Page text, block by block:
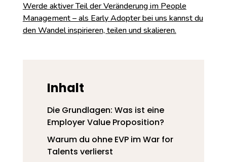
Werde aktiver Teil der Veränderung im People
Management – als Early Adopter bei uns kannst du
den Wandel inspirieren, teilen und skalieren.
Inhalt
Die Grundlagen: Was ist eine
Employer Value Proposition?
Warum du ohne EVP im War for
Talents verlierst